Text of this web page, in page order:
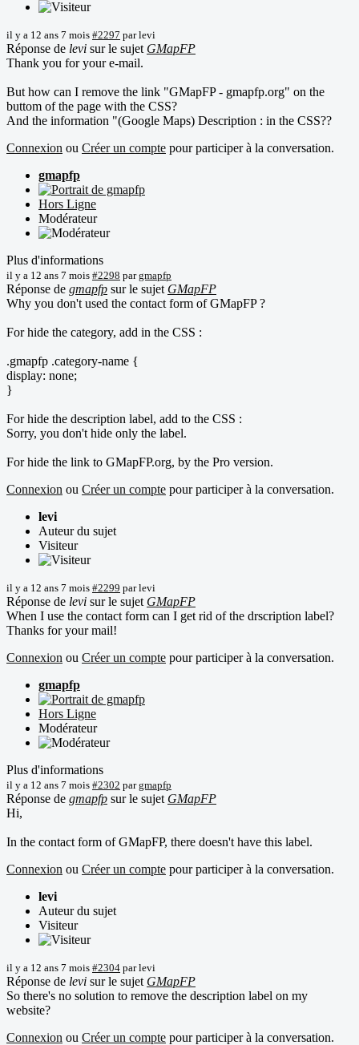
il y a 12 ans 7 mois #2297 parlevi
Réponse de levi sur le sujet GMapFP
Thank you for your e-mail.
But how can I remove the link "GMapFP - gmapfp.org" on the
buttom of the page with the CSS?
And the information "(Google Maps) Description : in the CSS??
Connexion ou Créer un compte pour participer à la conversation.
gmapfp
Hors Ligne
Modérateur
Plus d'informations
il y a 12 ans 7 mois #2298 pargmapfp
Réponse de gmapfp sur le sujet GMapFP
Why you don't used the contact form of GMapFP ?
For hide the category, add in the CSS :
.gmapfp .category-name {
display: none;
}
For hide the description label, add to the CSS :
Sorry, you don't hide only the label.
For hide the link to GMapFP.org, by the Pro version.
Connexion ou Créer un compte pour participer à la conversation.
levi
Auteur du sujet
Visiteur
il y a 12 ans 7 mois #2299 parlevi
Réponse de levi sur le sujet GMapFP
When I use the contact form can I get rid of the drscription label?
Thanks for your mail!
Connexion ou Créer un compte pour participer à la conversation.
gmapfp
Hors Ligne
Modérateur
Plus d'informations
il y a 12 ans 7 mois #2302 pargmapfp
Réponse de gmapfp sur le sujet GMapFP
Hi,
In the contact form of GMapFP, there doesn't have this label.
Connexion ou Créer un compte pour participer à la conversation.
levi
Auteur du sujet
Visiteur
il y a 12 ans 7 mois #2304 parlevi
Réponse de levi sur le sujet GMapFP
So there's no solution to remove the description label on my
website?
Connexion ou Créer un compte pour participer à la conversation.